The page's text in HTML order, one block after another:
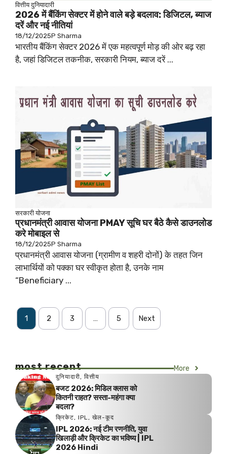
वित्तीय दुनियादारी
2026 में बैंकिंग सेक्टर में होने वाले बड़े बदलाव: डिजिटल, ब्याज
दरें और नई नीतियां
18/12/2025P Sharma
भारतीय बैंकिंग सेक्टर 2026 में एक महत्वपूर्ण मोड़ की ओर बढ़ रहा
है, जहां डिजिटल तकनीक, सरकारी नियम, ब्याज दरें ...
सरकारी योजना
प्रधानमंत्री आवास योजना PMAY सूचि घर बैठे कैसे डाउनलोड
करे मोबाइल से
18/12/2025P Sharma
प्रधानमंत्री आवास योजना (ग्रामीण व शहरी दोनों) के तहत जिन
लाभार्थियों को पक्का घर स्वीकृत होता है, उनके नाम
“Beneficiary ...
1 2 3 … 5 Next
most recent More
दुनियादारी, वित्तीय
बजट 2026: मिडिल क्लास को
कितनी राहत? सस्ता-महंगा क्या
बदला?
क्रिकेट, IPL, खेल-कूद
IPL 2026: नई टीम रणनीति, युवा
खिलाड़ी और क्रिकेट का भविष्य | IPL
2026 Hindi